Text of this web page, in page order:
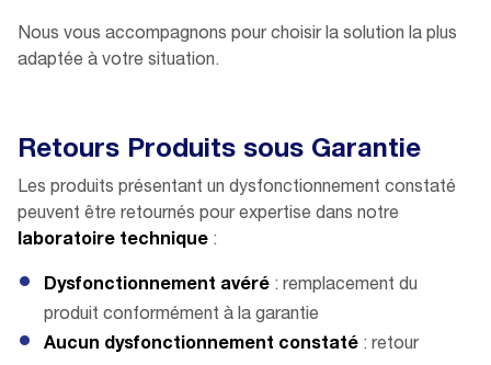
Nous vous accompagnons pour choisir la solution la plus
adaptée à votre situation.
Retours Produits sous Garantie
Les produits présentant un dysfonctionnement constaté
peuvent être retournés pour expertise dans notre
laboratoire technique :
Dysfonctionnement avéré : remplacement du
produit conformément à la garantie
Aucun dysfonctionnement constaté : retour